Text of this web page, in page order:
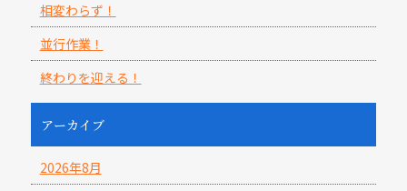
相変わらず！
並行作業！
終わりを迎える！
アーカイブ
2026年8月